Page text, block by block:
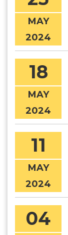
MAY
2024
18
MAY
2024
11
MAY
2024
04